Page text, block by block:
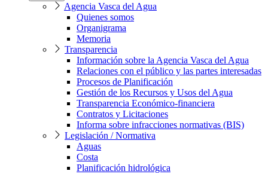
Agencia Vasca del Agua
Quienes somos
Organigrama
Memoria
Transparencia
Información sobre la Agencia Vasca del Agua
Relaciones con el público y las partes interesadas
Procesos de Planificación
Gestión de los Recursos y Usos del Agua
Transparencia Económico-financiera
Contratos y Licitaciones
Informa sobre infracciones normativas (BIS)
Legislación / Normativa
Aguas
Costa
Planificación hidrológica